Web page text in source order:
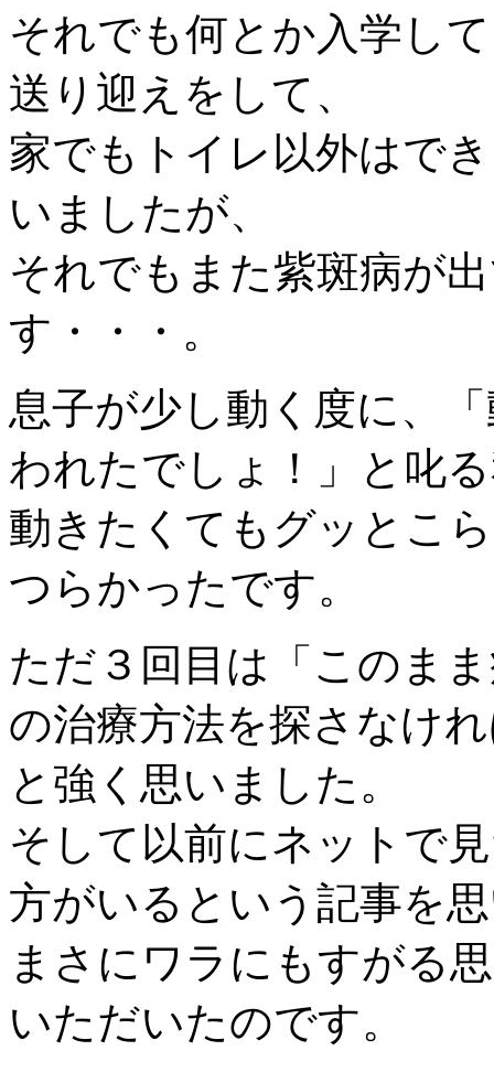
それでも何とか入学し
送り迎えをして、
家でもトイレ以外はで
いましたが、
それでもまた紫斑病が
す・・・。
息子が少し動く度に、
われたでしょ！」と叱
動きたくてもグッとこ
つらかったです。
ただ３回目は「このま
の治療方法を探さなけ
と強く思いました。
そして以前にネットで
方がいるという記事を
まさにワラにもすがる
いただいたのです。